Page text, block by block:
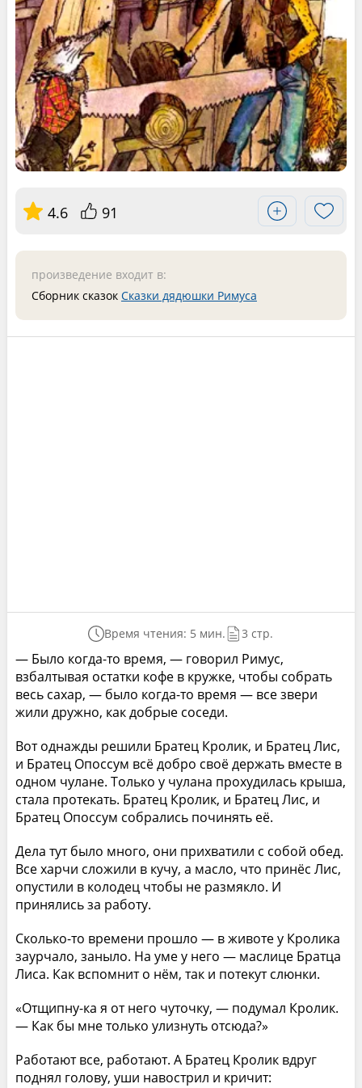
4.6 91
произведение входит в:
Сборник сказок Сказки дядюшки Римуса
Время чтения: 5 мин. 3 стр.
— Было когда-то время, — говорил Римус,
взбалтывая остатки кофе в кружке, чтобы собрать
весь сахар, — было когда-то время — все звери
жили дружно, как добрые соседи.
Вот однажды решили Братец Кролик, и Братец Лис,
и Братец Опоссум всё добро своё держать вместе в
одном чулане. Только у чулана прохудилась крыша,
стала протекать. Братец Кролик, и Братец Лис, и
Братец Опоссум собрались починять её.
Дела тут было много, они прихватили с собой обед.
Все харчи сложили в кучу, а масло, что принёс Лис,
опустили в колодец чтобы не размякло. И
принялись за работу.
Сколько-то времени прошло — в животе у Кролика
заурчало, заныло. На уме у него — маслице Братца
Лиса. Как вспомнит о нём, так и потекут слюнки.
«Отщипну-ка я от него чуточку, — подумал Кролик.
— Как бы мне только улизнуть отсюда?»
Работают все, работают. А Братец Кролик вдруг
поднял голову, уши навострил и кричит: